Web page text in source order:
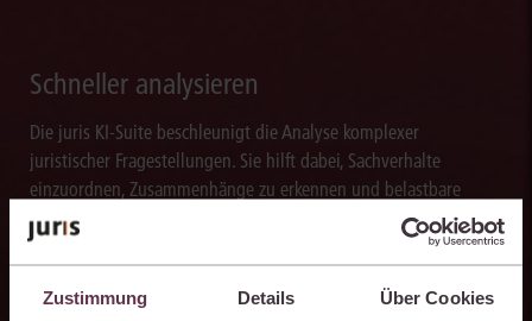
Zustimmung Details Über Cookies
Schneller analysieren
Die juris KI-Suite beschleunigt die Analyse komplexer
juristischer Fragestellungen. Sie hilft dabei, Sachverhalte
einzuordnen, Zusammenhänge zu erkennen und belastbare
Ansatzpunkte für die weitere Bearbeitung zu gewinnen. Dabei
können Sie sich auf die Quellenqualität und die Aktualität des
juris Datenraums verlassen.